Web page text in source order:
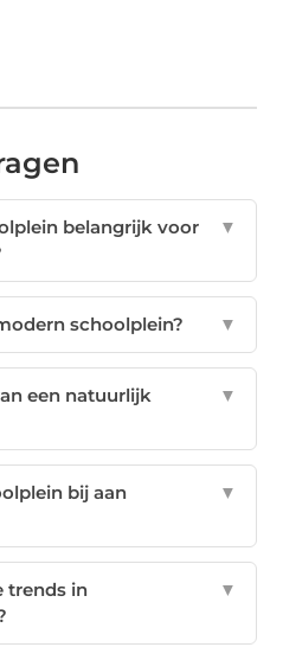
belangrijk voor
▼
schoolplein? ▼
een natuurlijk
▼
bij aan
▼
trends in
▼